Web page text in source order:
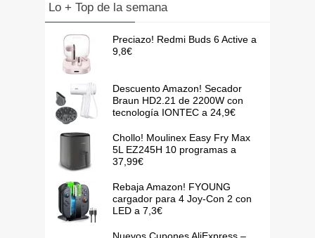
Lo + Top de la semana
Preciazo! Redmi Buds 6 Active a
9,8€
Descuento Amazon! Secador
Braun HD2.21 de 2200W con
tecnología IONTEC a 24,9€
Chollo! Moulinex Easy Fry Max
5L EZ245H 10 programas a
37,99€
Rebaja Amazon! FYOUNG
cargador para 4 Joy-Con 2 con
LED a 7,3€